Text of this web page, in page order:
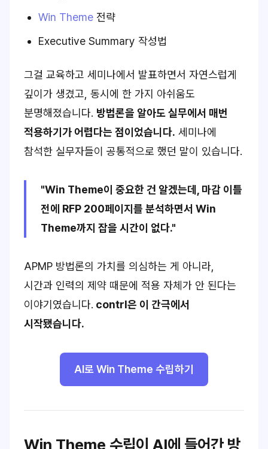
Win Theme 전략
Executive Summary 작성법
그걸 교육하고 세미나에서 발표하면서 자연스럽게
깊이가 생겼고, 동시에 한 가지 아쉬움도
분명해졌습니다. 방법론을 알아도 실무에서 매번
적용하기가 어렵다는 점이었습니다. 세미나에
참석한 실무자들이 공통적으로 했던 말이 있습니다.
"Win Theme이 중요한 건 알겠는데, 마감 이틀
전에 RFP 200페이지를 분석하면서 Win
Theme까지 잡을 시간이 없다."
APMP 방법론의 가치를 의심하는 게 아니라,
시간과 인력의 제약 때문에 적용 자체가 안 된다는
이야기였습니다. contrl은 이 간극에서
시작됐습니다.
AI로 Win Theme 수립하기
Win Theme 수립이 AI에 들어간 방